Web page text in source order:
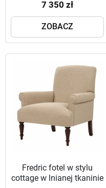
7 350 zł
ZOBACZ
Fredric fotel w stylu
cottage w lnianej tkaninie